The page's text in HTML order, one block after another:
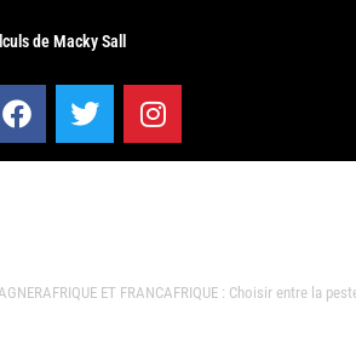
de Macky Sall
ET FRANCAFRIQUE : Choisir entre la